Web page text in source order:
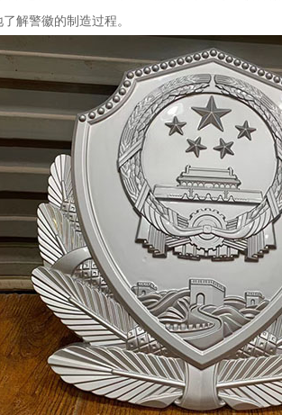
解警徽的制造过程。